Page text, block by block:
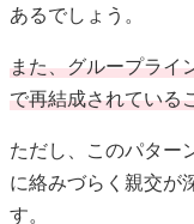
あるでしょう。
また、グループライ
で再結成されている
ただし、このパター
に絡みづらく親交が
す。